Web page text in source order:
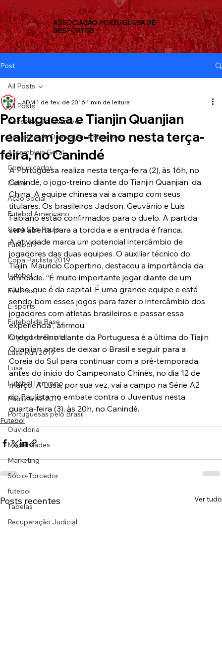
ASSOCIAÇÃO PORTUGUESA DE
DESPORTOS
Post
All Posts
Conselho Deliberativo
Conselho de Orientação e Fiscalizaç
Assembleia Geral
Comunicados
Clube
Ação Social
Futebol Americano
Copa São Paulo
Futebol 7
Copa Paulista 2019
Futebol
Eventos
E-sports
Futebol de Base
Futebol de Quintal
Lusa Run 2019
Lusa
Futebol Feminino
Paulista A2 2019
Portuguesas pelo Brasil
Ouvidoria
Modalidades
Marketing
Sócio-Torcedor
futebol
Tabelas
Recuperação Judicial
All Posts
Portuguesa e Tianjin Quanjian
realizam jogo-treino nesta terça-
feira, no Canindé
ADM 1 de fev. de 2016 1 min de leitura
A Portuguesa realiza nesta terça-feira (2), às 16h, no
Canindé, o jogo-treino diante do Tianjin Quanjian, da
China. A equipe chinesa vai a campo com seus
titulares. Os brasileiros Jadson, Geuvânio e Luis
Fabiano estão confirmados para o duelo. A partida
será aberta para a torcida e a entrada é franca.
A atividade marca um potencial intercâmbio de
jogadores das duas equipes. O auxiliar técnico do
Tiajin, Mauricio Copertino, destacou a importância da
atividade. “É muito importante jogar diante de um
clube, que é da capital. É uma grande equipe e está
sendo bom esses jogos para fazer o intercâmbio dos
jogadores com atletas brasileiros e passar essa
experiência”, afirmou.
O jogo-treino diante da Portuguesa é a última do Tiajin
Quanjian antes de deixar o Brasil e seguir para a
Coreia do Sul para continuar com a pré-temporada,
antes do início do Campeonato Chinês, no dia 12 de
março. A Lusa, por sua vez, vai a campo na Série A2
do Paulista no embate contra o Juventus nesta
quarta-feira (3), às 20h, no Canindé.
Futebol
Posts recentes Ver tudo